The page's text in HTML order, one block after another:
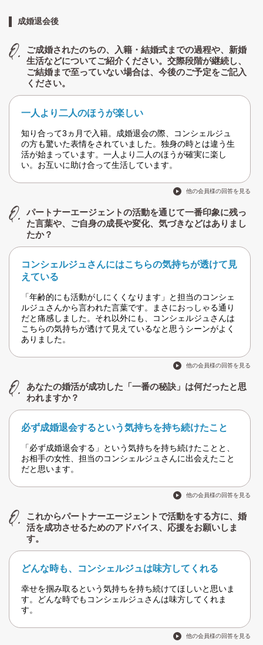
成婚退会後
ご成婚されたのちの、入籍・結婚式までの過程や、新婚
生活などについてご紹介ください。交際段階が継続し、
ご結婚まで至っていない場合は、今後のご予定をご記入
ください。
一人より二人のほうが楽しい
知り合って3ヵ月で入籍。成婚退会の際、コンシェルジュ
の方も驚いた表情をされていました。独身の時とは違う生
活が始まっています。一人より二人のほうが確実に楽し
い。お互いに助け合って生活しています。
他の会員様の回答を見る
パートナーエージェントの活動を通じて一番印象に残っ
た言葉や、ご自身の成長や変化、気づきなどはありまし
たか？
コンシェルジュさんにはこちらの気持ちが透けて見
えている
「年齢的にも活動がしにくくなります」と担当のコンシェ
ルジュさんから言われた言葉です。まさにおっしゃる通り
だと痛感しました。それ以外にも、コンシェルジュさんは
こちらの気持ちが透けて見えているなと思うシーンがよく
ありました。
他の会員様の回答を見る
あなたの婚活が成功した「一番の秘訣」は何だったと思
われますか？
必ず成婚退会するという気持ちを持ち続けたこと
「必ず成婚退会する」という気持ちを持ち続けたことと、
お相手の女性、担当のコンシェルジュさんに出会えたこと
だと思います。
他の会員様の回答を見る
これからパートナーエージェントで活動をする方に、婚
活を成功させるためのアドバイス、応援をお願いしま
す。
どんな時も、コンシェルジュは味方してくれる
幸せを掴み取るという気持ちを持ち続けてほしいと思いま
す。どんな時でもコンシェルジュさんは味方してくれま
す。
他の会員様の回答を見る